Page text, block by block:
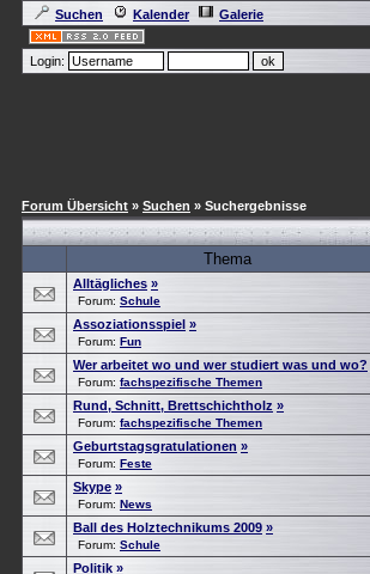
Suchen Kalender Galerie
Login:
Forum Übersicht » Suchen » Suchergebnisse
Thema
Alltägliches »
Forum: Schule
Assoziationsspiel »
Forum: Fun
Wer arbeitet wo und wer studiert was und wo?
Forum: fachspezifische Themen
Rund, Schnitt, Brettschichtholz »
Forum: fachspezifische Themen
Geburtstagsgratulationen »
Forum: Feste
Skype »
Forum: News
Ball des Holztechnikums 2009 »
Forum: Schule
Politik »